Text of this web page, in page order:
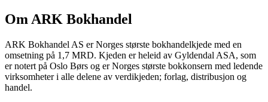
Om ARK Bokhandel
ARK Bokhandel AS er Norges største bokhandelkjede med en
omsetning på 1,7 MRD. Kjeden er heleid av Gyldendal ASA, som
er notert på Oslo Børs og er Norges største bokkonsern med ledende
virksomheter i alle delene av verdikjeden; forlag, distribusjon og
handel.